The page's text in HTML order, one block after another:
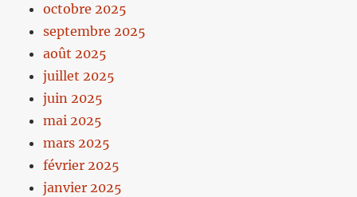
octobre 2025
septembre 2025
août 2025
juillet 2025
juin 2025
mai 2025
mars 2025
février 2025
janvier 2025